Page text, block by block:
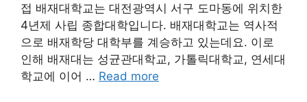
접 배재대학교는 대전광역시 서구 도마동에 위치한
4년제 사립 종합대학입니다. 배재대학교는 역사적
으로 배재학당 대학부를 계승하고 있는데요. 이로
인해 배재대는 성균관대학교, 가톨릭대학교, 연세대
학교에 이어 … Read more